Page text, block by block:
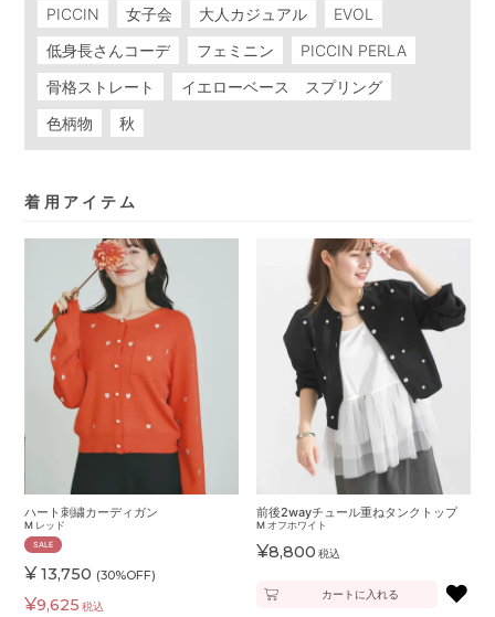
PICCIN 女子会 大人カジュアル
EVOL
低身長さんコーデ
フェミニン
PICCIN PERLA
骨格ストレート
イエローベース スプリング
色柄物
秋
着用アイテム
ハート刺繍カーディガン
M レッド
SALE
¥ 13,750 (30%OFF)
¥9,625 税込
前後2wayチュール重ねタンクトップ
M オフホワイト
¥8,800 税込
カートに入れる ♥